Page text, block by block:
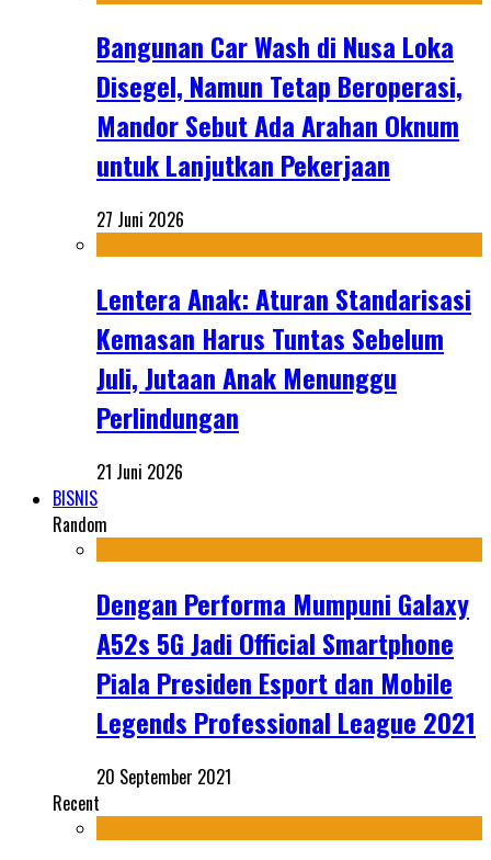
Bangunan Car Wash di Nusa Loka
Disegel, Namun Tetap Beroperasi,
Mandor Sebut Ada Arahan Oknum
untuk Lanjutkan Pekerjaan
27 Juni 2026
Lentera Anak: Aturan Standarisasi
Kemasan Harus Tuntas Sebelum
Juli, Jutaan Anak Menunggu
Perlindungan
21 Juni 2026
BISNIS
Random
Dengan Performa Mumpuni Galaxy
A52s 5G Jadi Official Smartphone
Piala Presiden Esport dan Mobile
Legends Professional League 2021
20 September 2021
Recent